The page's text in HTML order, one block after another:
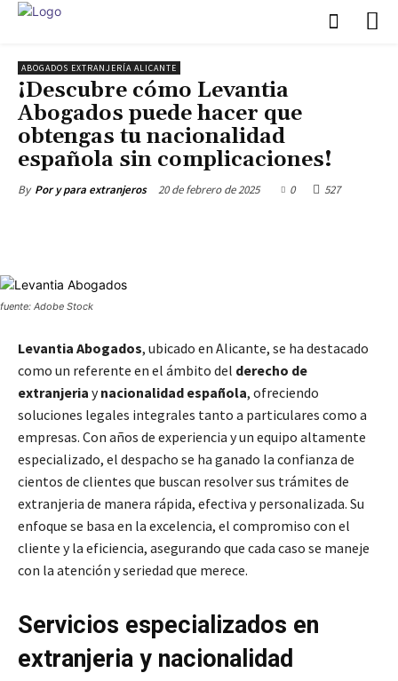
ABOGADOS EXTRANJERÍA ALICANTE
¡Descubre cómo Levantia
Abogados puede hacer que
obtengas tu nacionalidad
española sin complicaciones!
By Por y para extranjeros 20 de febrero de 2025 0 527
fuente: Adobe Stock
Levantia Abogados, ubicado en Alicante, se ha destacado
como un referente en el ámbito del derecho de
extranjeria ynacionalidad española, ofreciendo
soluciones legales integrales tanto a particulares como a
empresas. Con años de experiencia y un equipo altamente
especializado, el despacho se ha ganado la confianza de
cientos de clientes que buscan resolver sus trámites de
extranjeria de manera rápida, efectiva y personalizada. Su
enfoque se basa en la excelencia, el compromiso con el
cliente y la eficiencia, asegurando que cada caso se maneje
con la atención y seriedad que merece.
Servicios especializados en
extranjeria y nacionalidad